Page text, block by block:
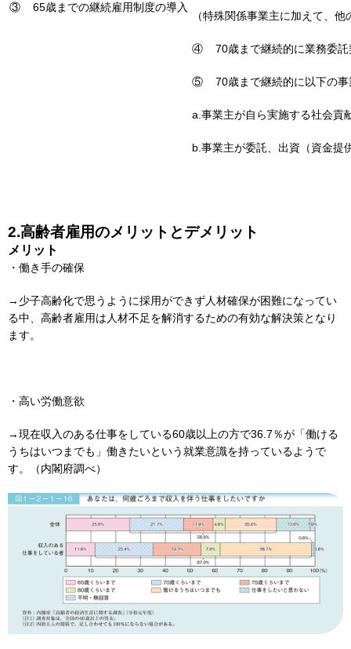
③ 65歳までの継続雇用制度の導入
（特殊関係事業主に加えて、
④ 70歳まで継続的に業務委託
⑤ 70歳まで継続的に以下の事
a.事業主が自ら実施する社会貢
b.事業主が委託、出資（資金提
2.高齢者雇用のメリットとデメリット
メリット
・働き手の確保
→少子高齢化で思うように採用ができず人材確保が困難になってい
る中、高齢者雇用は人材不足を解消するための有効な解決策となり
ます。
・高い労働意欲
→現在収入のある仕事をしている60歳以上の方で36.7％が「働ける
うちはいつまでも」働きたいという就業意識を持っているようで
す。（内閣府調べ）